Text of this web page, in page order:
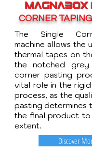
MAGNABOX
CORNER
The Single
machine allows the
thermal tapes on
the notched grey
corner pasting
vital role in the
process, as the
pasting determines
the final product to
extent.
Discover